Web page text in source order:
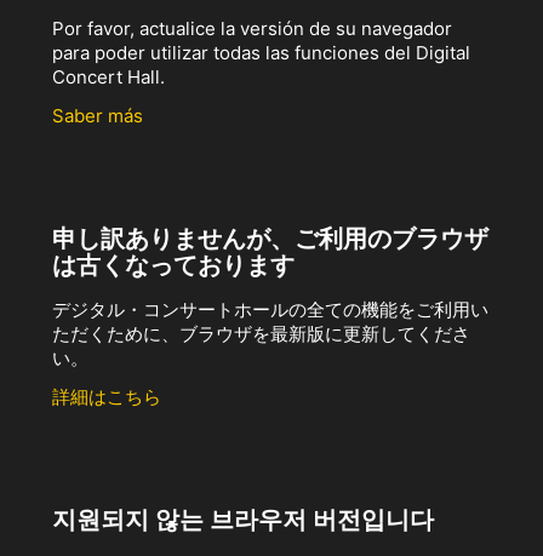
Por favor, actualice la versión de su navegador
para poder utilizar todas las funciones del Digital
Concert Hall.
Saber más
申し訳ありませんが、ご利用のブラウザ
は古くなっております
デジタル・コンサートホールの全ての機能をご利用い
ただくために、ブラウザを最新版に更新してくださ
い。
詳細はこちら
지원되지 않는 브라우저 버전입니다